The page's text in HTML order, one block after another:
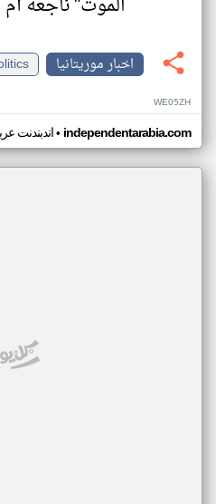
اخبار موريتانيا
WE05ZH
اندبندنت• independentarabia.com